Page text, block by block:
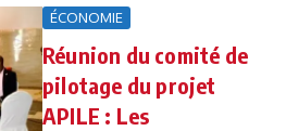
ÉCONOMIE
Réunion du comité de
pilotage du projet
APILE : Les